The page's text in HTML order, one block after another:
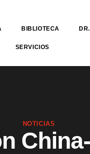
BIBLIOTECA
SERVICIOS
NOTICIAS